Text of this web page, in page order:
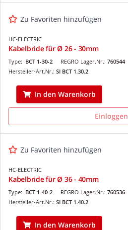
Zu Favoriten hinzufügen
HC-ELECTRIC
Kabelbride für Ø 26 - 30mm
REGRO Lager.Nr.: 760544
Type: BCT 1-30-2
Hersteller-Art.Nr.: SI BCT 1.30.2
In den Warenkorb
Einloggen
Zu Favoriten hinzufügen
HC-ELECTRIC
Kabelbride für Ø 36 - 40mm
REGRO Lager.Nr.: 760536
Type: BCT 1-40-2
Hersteller-Art.Nr.: SI BCT 1.40.2
In den Warenkorb